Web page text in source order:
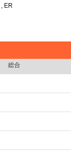
ER
総合